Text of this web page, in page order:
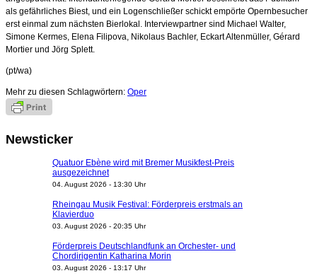
als gefährliches Biest, und ein Logenschließer schickt empörte Opernbesucher
erst einmal zum nächsten Bierlokal. Interviewpartner sind Michael Walter,
Simone Kermes, Elena Filipova, Nikolaus Bachler, Eckart Altenmüller, Gérard
Mortier und Jörg Splett.
(pt/wa)
Mehr zu diesen Schlagwörtern: Oper
Newsticker
Quatuor Ebène wird mit Bremer Musikfest-Preis
ausgezeichnet
04. August 2026 - 13:30 Uhr
Rheingau Musik Festival: Förderpreis erstmals an
Klavierduo
03. August 2026 - 20:35 Uhr
Förderpreis Deutschlandfunk an Orchester- und
Chordirigentin Katharina Morin
03. August 2026 - 13:17 Uhr